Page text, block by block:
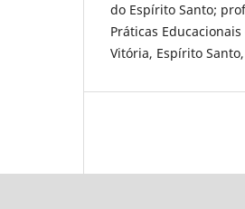
do Espírito Santo;
Práticas
Vitória, Espírito